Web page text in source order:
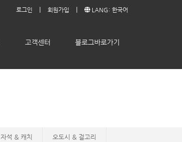
로그인 회원가입 LANG: 한국어
고객센터 블로그바로가기
자석 & 캐치 오도시 & 걸고리